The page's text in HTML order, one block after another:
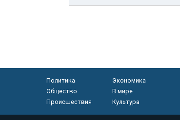
Политика
Экономика
Общество
В мире
Происшествия
Культура